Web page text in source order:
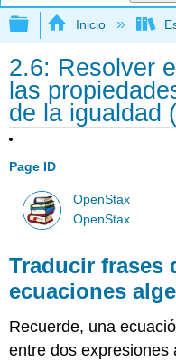
Expandir/
Inicio
2.6: Resolver
las
de la igualdad
Page ID
OpenStax
OpenStax
Traducir frases
ecuaciones
Recuerde, una
entre dos expresiones